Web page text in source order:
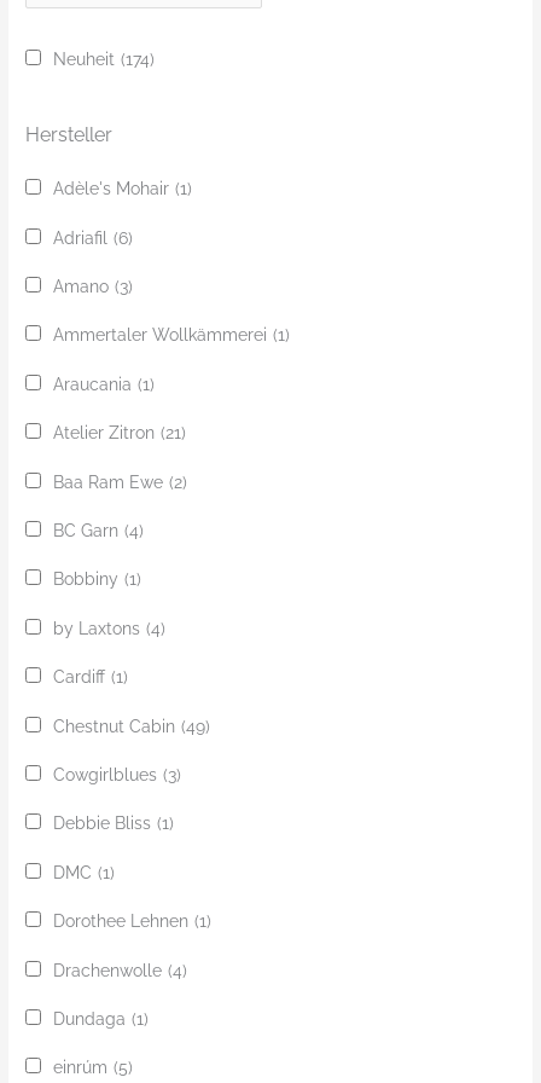
u
Neuheit (174)
Hersteller
Adèle's Mohair (1)
Adriafil (6)
Amano (3)
Ammertaler Wollkämmerei (1)
Araucania (1)
Atelier Zitron (21)
Baa Ram Ewe (2)
BC Garn (4)
Bobbiny (1)
by Laxtons (4)
Cardiff (1)
Chestnut Cabin (49)
Cowgirlblues (3)
Debbie Bliss (1)
DMC (1)
Dorothee Lehnen (1)
Drachenwolle (4)
Dundaga (1)
einrúm (5)